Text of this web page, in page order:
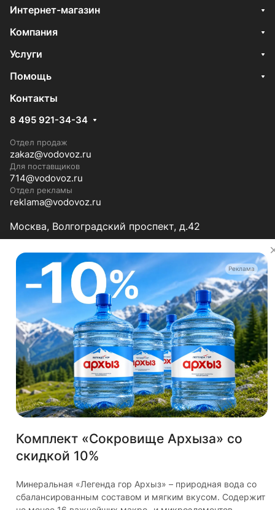
Интернет-магазин
Компания
Услуги
Помощь
Контакты
8 495 921-34-34
Отдел продаж
zakaz@vodovoz.ru
Для поставщиков
714@vodovoz.ru
Отдел рекламы
reklama@vodovoz.ru
Москва, Волгоградский проспект, д.42
Мы в соцсетях
© 2026 Водовоз.RU
КонфиденциальностьОферта
Главная Каталог Корзина Избранные Кабинет Сравнение
для улучшения работы сайта
Пользуясь сайтом Vodovoz.ru, вы соглашаетесь на
Реклама
Комплект «Сокровище Архыза» со
скидкой 10%
Минеральная «Легенда гор Архыз» – природная вода со
сбалансированным составом и мягким вкусом. Содержит